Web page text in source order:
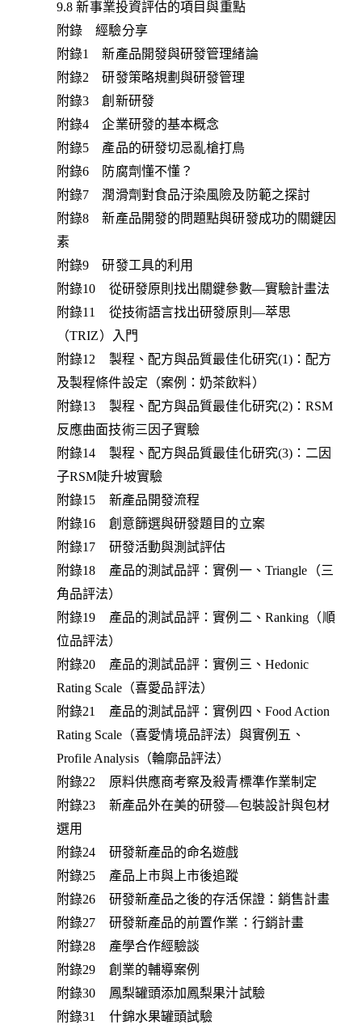
9.8 新事業投資評估的項目與重點
附錄 經驗分享
附錄1 新產品開發與研發管理緒論
附錄2 研發策略規劃與研發管理
附錄3 創新研發
附錄4 企業研發的基本概念
附錄5 產品的研發切忌亂槍打鳥
附錄6 防腐劑懂不懂？
附錄7 潤滑劑對食品汙染風險及防範之探討
附錄8 新產品開發的問題點與研發成功的關鍵因
素
附錄9 研發工具的利用
附錄10 從研發原則找出關鍵參數—實驗計畫法
附錄11 從技術語言找出研發原則—萃思
（TRIZ）入門
附錄12 製程、配方與品質最佳化研究(1)：配方
及製程條件設定（案例：奶茶飲料）
附錄13 製程、配方與品質最佳化研究(2)：RSM
反應曲面技術三因子實驗
附錄14 製程、配方與品質最佳化研究(3)：二因
子RSM陡升坡實驗
附錄15 新產品開發流程
附錄16 創意篩選與研發題目的立案
附錄17 研發活動與測試評估
附錄18 產品的測試品評：實例一、Triangle（三
角品評法）
附錄19 產品的測試品評：實例二、Ranking（順
位品評法）
附錄20 產品的測試品評：實例三、Hedonic
Rating Scale（喜愛品評法）
附錄21 產品的測試品評：實例四、Food Action
Rating Scale（喜愛情境品評法）與實例五、
Profile Analysis（輪廓品評法）
附錄22 原料供應商考察及殺青標準作業制定
附錄23 新產品外在美的研發—包裝設計與包材
選用
附錄24 研發新產品的命名遊戲
附錄25 產品上市與上市後追蹤
附錄26 研發新產品之後的存活保證：銷售計畫
附錄27 研發新產品的前置作業：行銷計畫
附錄28 產學合作經驗談
附錄29 創業的輔導案例
附錄30 鳳梨罐頭添加鳳梨果汁試驗
附錄31 什錦水果罐頭試驗